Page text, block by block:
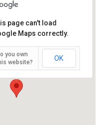
– Sala Aldo
Citorio - Roma
page can't load
Maps correctly.
you own
website?
OK